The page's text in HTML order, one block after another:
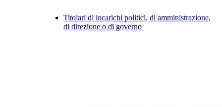
Titolari di incarichi politici, di amministrazione,
di direzione o di governo